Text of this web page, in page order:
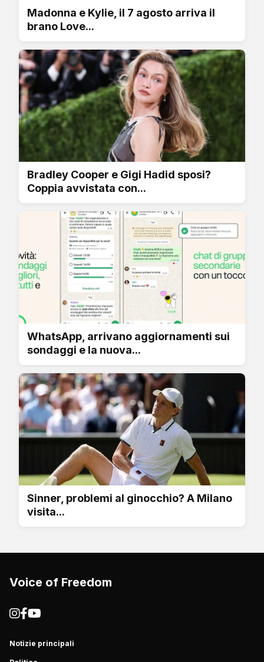
Madonna e Kylie, il 7 agosto arriva il
brano Love...
Bradley Cooper e Gigi Hadid sposi?
Coppia avvistata con...
WhatsApp, arrivano aggiornamenti sui
sondaggi e la nuova...
Sinner, problemi al ginocchio? A Milano
visita...
Voice of Freedom
Notizie principali